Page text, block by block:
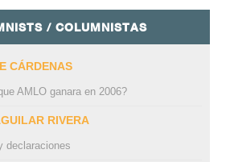
/ COLUMNISTAS
CÁRDENAS
AMLO ganara en 2006?
RIVERA
declaraciones